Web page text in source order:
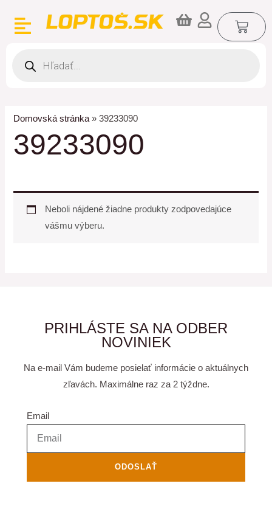
Domovská stránka »39233090
39233090
Neboli nájdené žiadne produkty zodpovedajúce
vášmu výberu.
PRIHLÁSTE SA NA ODBER
NOVINIEK
Na e-mail Vám budeme posielať informácie o aktuálnych
zľavách. Maximálne raz za 2 týždne.
Email
ODOSLAŤ